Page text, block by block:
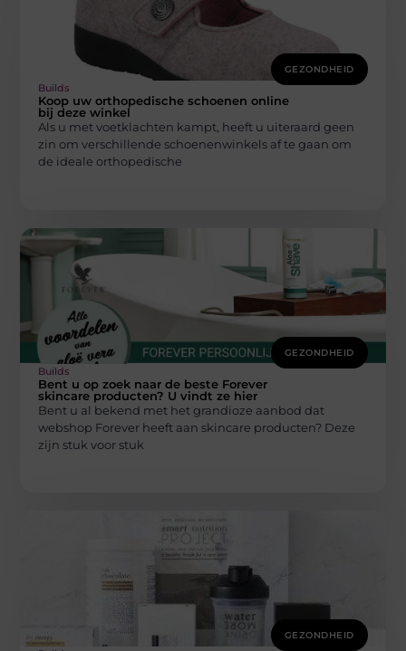
GEZONDHEID
Builds
Koop uw orthopedische schoenen online
bij deze winkel
Als u met voetklachten kampt, heeft u uiteraard geen
zin om verschillende schoenenwinkels af te gaan om
de ideale orthopedische
GEZONDHEID
Builds
Bent u op zoek naar de beste Forever
skincare producten? U vindt ze hier
Bent u al bekend met het grandioze aanbod dat
webshop Forever heeft aan skincare producten? Deze
zijn stuk voor stuk
GEZONDHEID